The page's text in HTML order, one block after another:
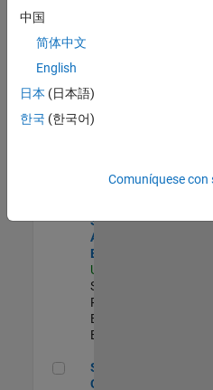
Senior Security
Engineer
Infrastructure
Experimentado
Security
Assurance
Engineer
US-MA-Natick
Software
Process
Engineering |
Experimentado
Senior Observability
Senior
Observability
中国
简体中文
English
日本 (日本語)
한국 (한국어)
Comuníquese con